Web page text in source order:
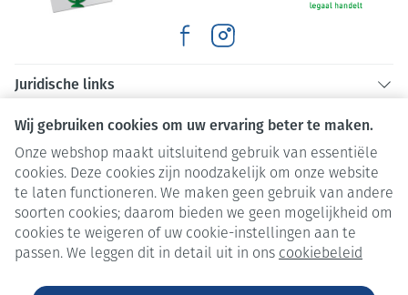
Wij gebruiken cookies om uw ervaring beter te maken.
Onze webshop maakt uitsluitend gebruik van essentiële
cookies. Deze cookies zijn noodzakelijk om onze website
te laten functioneren. We maken geen gebruik van andere
soorten cookies; daarom bieden we geen mogelijkheid om
cookies te weigeren of uw cookie-instellingen aan te
passen. We leggen dit in detail uit in ons cookiebeleid
Juridische links